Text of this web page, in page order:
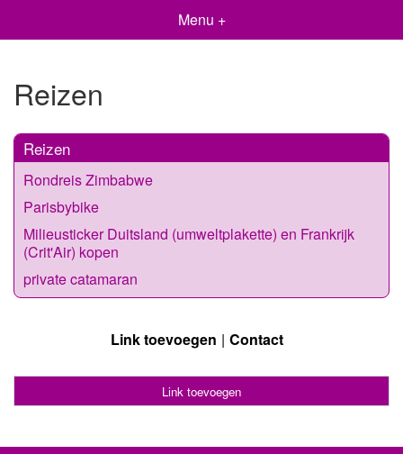
Menu +
Reizen
Reizen
Rondreis Zimbabwe
Parisbybike
Milieusticker Duitsland (umweltplakette) en Frankrijk
(Crit'Air) kopen
private catamaran
Link toevoegen Contact
Link toevoegen